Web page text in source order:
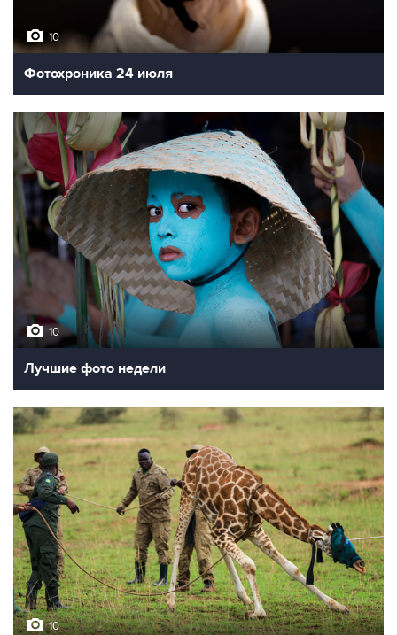
10
Фотохроника 24 июля
10
Лучшие фото недели
10